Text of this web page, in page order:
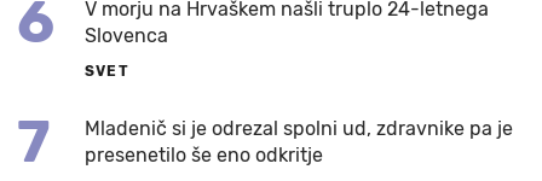
6
V morju na Hrvaškem našli truplo 24-letnega
Slovenca
SVET
7
Mladenič si je odrezal spolni ud, zdravnike pa je
presenetilo še eno odkritje